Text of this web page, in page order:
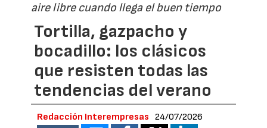
aire libre cuando llega el buen tiempo
Tortilla, gazpacho y
bocadillo: los clásicos
que resisten todas las
tendencias del verano
Redacción Interempresas 24/07/2026